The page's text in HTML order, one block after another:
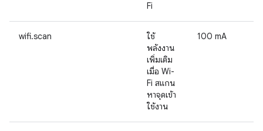
Fi
wifi.scan
ใช้
พลังงาน
เพิ่มเติม
เมื่อ Wi-
Fi สแกน
หาจุดเข้า
ใช้งาน
100 mA